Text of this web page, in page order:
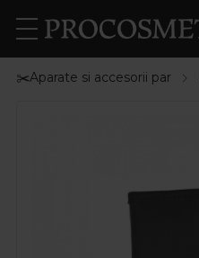
✂️Aparate si accesorii par